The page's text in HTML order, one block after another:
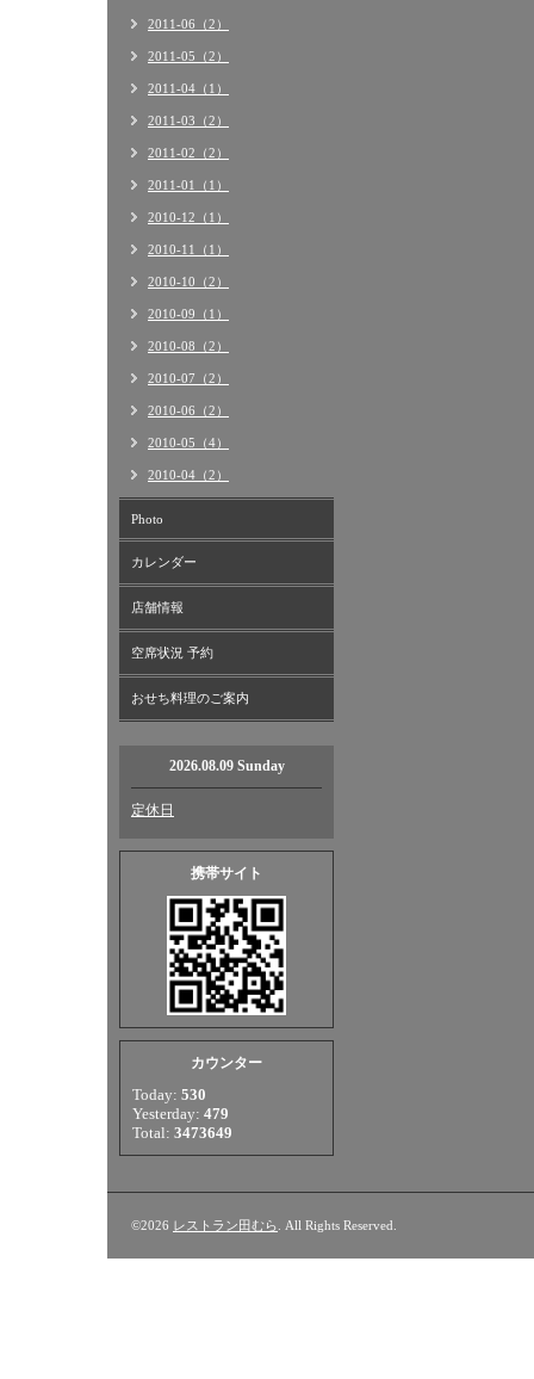
2011-06（2）
2011-05（2）
2011-04（1）
2011-03（2）
2011-02（2）
2011-01（1）
2010-12（1）
2010-11（1）
2010-10（2）
2010-09（1）
2010-08（2）
2010-07（2）
2010-06（2）
2010-05（4）
2010-04（2）
Photo
カレンダー
店舗情報
空席状況 予約
おせち料理のご案内
2026.08.09 Sunday
定休日
携帯サイト
カウンター
Today: 530
Yesterday: 479
Total: 3473649
©2026 レストラン田むら . All Rights Reserved.